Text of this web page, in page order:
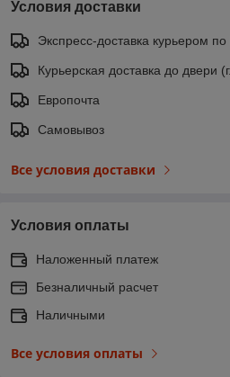
Условия доставки
Экспресс-доставка курьером
Курьерская доставка до двери
Европочта
Самовывоз
Все условия доставки
Условия оплаты
Наложенный платеж
Безналичный расчет
Наличными
Все условия оплаты